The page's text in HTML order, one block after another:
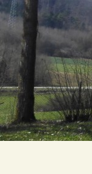
Zum
Inhalt
springen